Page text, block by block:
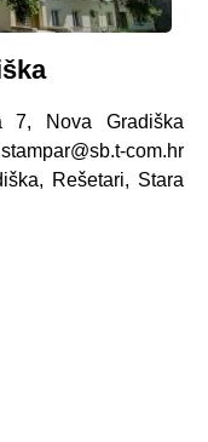
7, Nova Gradiška
com.hr
Rešetari, Stara